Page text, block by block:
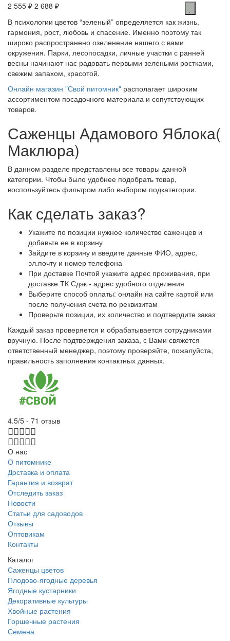
2 555 ₽ 2 688 ₽
В психологии цветов “зеленый” определяется как жизнь,
гармония, рост, любовь и спасение. Именно поэтому так
широко распространено озеленение нашего с вами
окружения. Парки, лесопосадки, личные участки с ранней
весны начинают нас радовать первыми зелеными ростками,
свежим запахом, красотой.
Онлайн магазин "Свой питомник" располагает широким
ассортиментом посадочного материала и сопутствующих
товаров.
Саженцы Адамового Яблока(
Маклюра)
В данном разделе представлены все товары данной
категории. Чтобы было удобнее подобрать товар,
воспользуйтесь фильтром либо выбором подкатегории.
Как сделать заказ?
Укажите по позиции нужное количество саженцев и
добавьте ее в корзину
Зайдите в корзину и введите данные ФИО, адрес,
эл.почту и номер телефона
При доставке Почтой укажите адрес проживания, при
доставке ТК Сдэк - адрес удобного отделения
Выберите способ оплаты: онлайн на сайте картой или
после получения счета по реквизитам
Проверьте позиции, их количество и подтвердите заказ
Каждый заказ проверяется и обрабатывается сотрудниками
вручную. После подтверждения заказа, с Вами свяжется
ответственный менеджер, поэтому проверяйте, пожалуйста,
правильность заполнения контактных данных.
4.5/5 - 71 отзыв
О нас
О питомнике
Доставка и оплата
Гарантия и возврат
Отследить заказ
Новости
Статьи для садоводов
Отзывы
Оптовикам
Контакты
Каталог
Саженцы цветов
Плодово-ягодные деревья
Ягодные кустарники
Декоративные культуры
Хвойные растения
Горшечные растения
Семена